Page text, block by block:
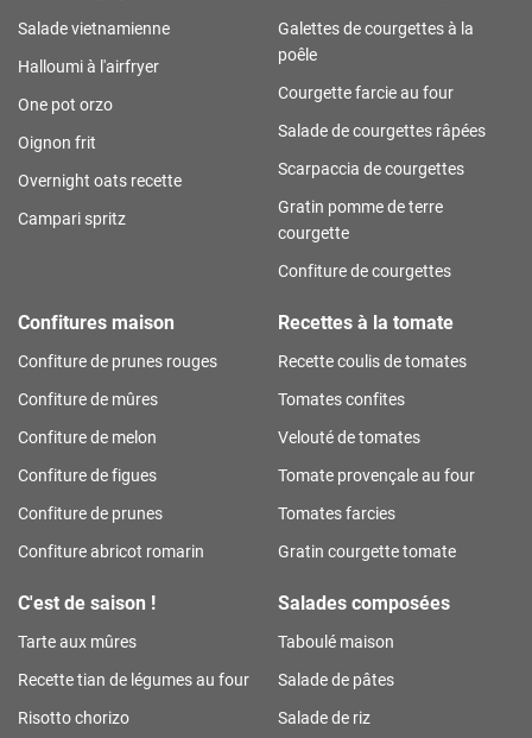
Salade vietnamienne
Halloumi à l'airfryer
One pot orzo
Oignon frit
Overnight oats recette
Campari spritz
Galettes de courgettes à la
poêle
Courgette farcie au four
Salade de courgettes râpées
Scarpaccia de courgettes
Gratin pomme de terre
courgette
Confiture de courgettes
Confitures maison
Confiture de prunes rouges
Confiture de mûres
Confiture de melon
Confiture de figues
Confiture de prunes
Confiture abricot romarin
Recettes à la tomate
Recette coulis de tomates
Tomates confites
Velouté de tomates
Tomate provençale au four
Tomates farcies
Gratin courgette tomate
C'est de saison !
Tarte aux mûres
Recette tian de légumes au four
Risotto chorizo
Salades composées
Taboulé maison
Salade de pâtes
Salade de riz